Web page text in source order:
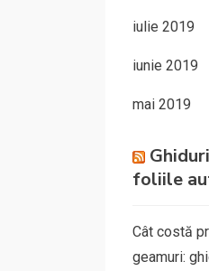
iulie 2019
iunie 2019
mai 2019
foliile
Cât costă
geamuri: